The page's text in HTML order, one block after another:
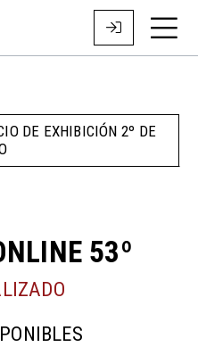
DE EXHIBICIÓN 2º DE
53º